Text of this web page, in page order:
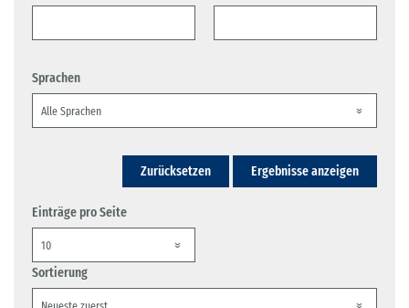
Sprachen
Zurücksetzen Ergebnisse anzeigen
Einträge pro Seite
Sortierung